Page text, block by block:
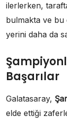
ilerlerken,
bulmakta ve bu
yerini daha da
Başarılar
Galatasaray,
elde ettiği